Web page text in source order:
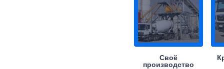
Своё
производство